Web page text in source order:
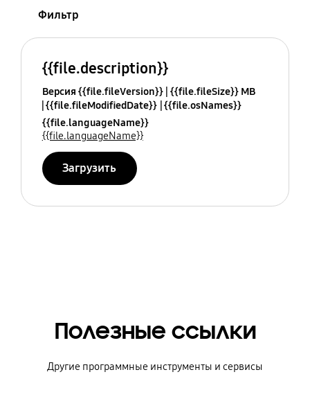
Фильтр
{{file.description}}
Версия {{file.fileVersion}} {{file.fileSize}} MB
{{file.fileModifiedDate}} {{file.osNames}}
{{file.languageName}}
{{file.languageName}}
Загрузить
Полезные ссылки
Другие программные инструменты и сервисы